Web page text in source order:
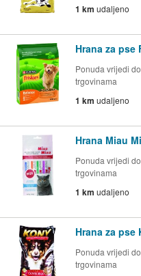
1 km udaljeno
Hrana za
Ponuda vrijedi
trgovinama
1 km udaljeno
Hrana Miau
Ponuda vrijedi
trgovinama
1 km udaljeno
Hrana za
Ponuda vrijedi
trgovinama